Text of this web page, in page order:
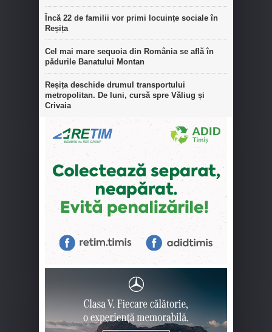
Încă 22 de familii vor primi locuințe sociale în
Reșița
Cel mai mare sequoia din România se află în
pădurile Banatului Montan
Reșița deschide drumul transportului
metropolitan. De luni, cursă spre Văliug și
Crivaia